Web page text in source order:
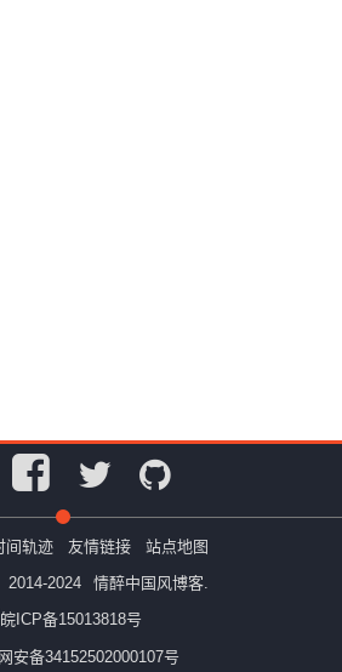
间轨迹 友情链接
站点地图
2014-2024
情醉中国风博客.
皖ICP备15013818号
安备34152502000107号